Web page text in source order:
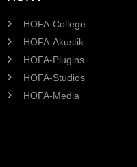
HOFA-College
HOFA-Akustik
HOFA-Plugins
HOFA-Studios
HOFA-Media